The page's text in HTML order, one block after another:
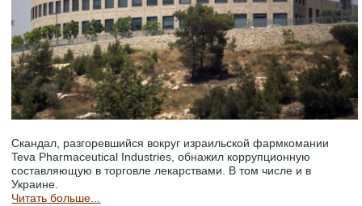
Скандал, разгоревшийся вокруг израильской фармкомании
Teva Pharmaceutical Industries, обнажил коррупционную
составляющую в торговле лекарствами. В том числе и в
Украине.
Читать больше...